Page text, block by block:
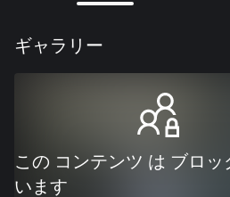
ギャラリー
この コンテンツ は ブロッ
います